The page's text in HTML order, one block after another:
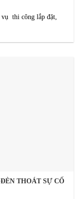
thi công lắp đặt,
THOÁT SỰ CỐ